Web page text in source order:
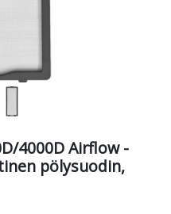
4000D Airflow -
pölysuodin,